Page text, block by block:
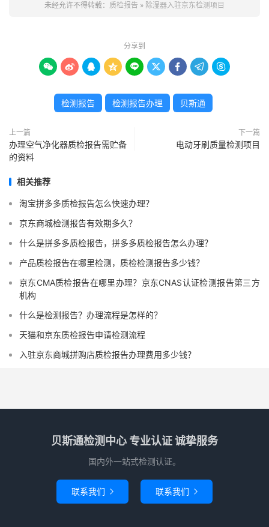
未经允许不得转载： 质检报告 » 除湿器入驻京东检测项目
分享到
        
检测报告 检测报告办理 贝斯通
上一篇
办理空气净化器质检报告需贮备
的资料
下一篇
电动牙刷质量检测项目
相关推荐
淘宝拼多多质检报告怎么快速办理？
京东商城检测报告有效期多久？
什么是拼多多质检报告，拼多多质检报告怎么办理？
产品质检报告在哪里检测，质检检测报告多少钱？
京东CMA质检报告在哪里办理？京东CNAS认证检测报告第三方
机构
什么是检测报告？办理流程是怎样的？
天猫和京东质检报告申请检测流程
入驻京东商城拼购店质检报告办理费用多少钱？
贝斯通检测中心 专业认证 诚挚服务
国内外一站式检测认证。
联系我们  联系我们 